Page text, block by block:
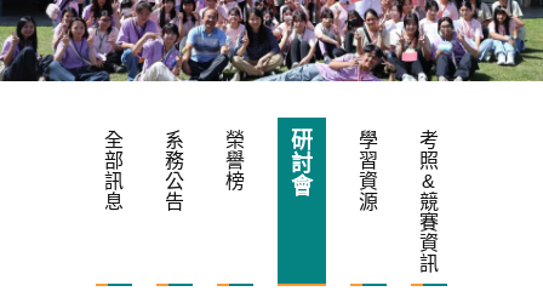
全
部
訊
息
系
務
公
告
榮
譽
榜
研
討
會
學
習
資
源
考
照
&
競
賽
資
訊